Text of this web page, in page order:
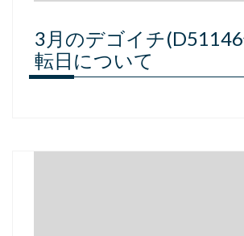
3月のデゴイチ
転日について